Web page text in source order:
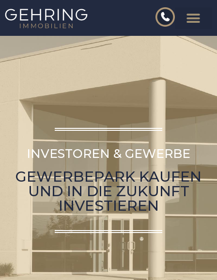
INVESTOREN & GEWERBE
GEWERBEPARK KAUFEN
UND IN DIE ZUKUNFT
INVESTIEREN